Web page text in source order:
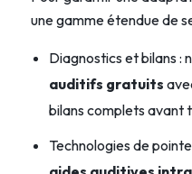
une gamme étendue de
Diagnostics et bilans :
auditifs gratuits
bilans complets avant
Technologies de